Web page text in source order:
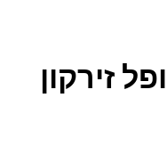
זירקון